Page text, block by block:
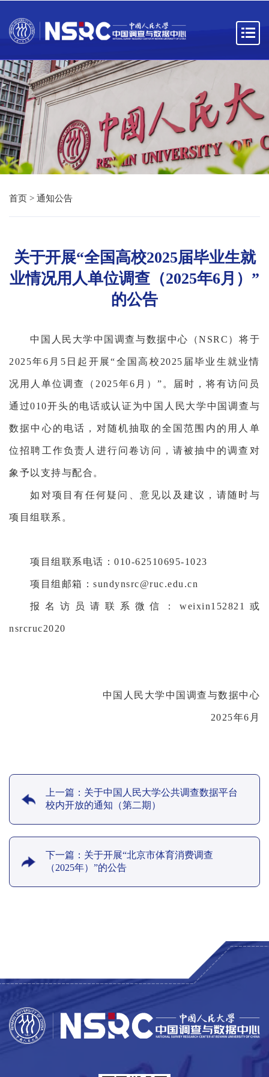
首页 > 通知公告
关于开展“全国高校2025届毕业生就
业情况用人单位调查（2025年6月）”
的公告
中国人民大学中国调查与数据中心（NSRC）将于
2025年6月5日起开展“全国高校2025届毕业生就业情
况用人单位调查（2025年6月）”。届时，将有访问员
通过010开头的电话或认证为中国人民大学中国调查与
数据中心的电话，对随机抽取的全国范围内的用人单
位招聘工作负责人进行问卷访问，请被抽中的调查对
象予以支持与配合。
如对项目有任何疑问、意见以及建议，请随时与
项目组联系。
项目组联系电话：010-62510695-1023
项目组邮箱：sundynsrc@ruc.edu.cn
报名访员请联系微信：weixin152821或
nsrcruc2020
中国人民大学中国调查与数据中心
2025年6月
上一篇：关于中国人民大学公共调查数据平台
校内开放的通知（第二期）
下一篇：关于开展“北京市体育消费调查
（2025年）”的公告